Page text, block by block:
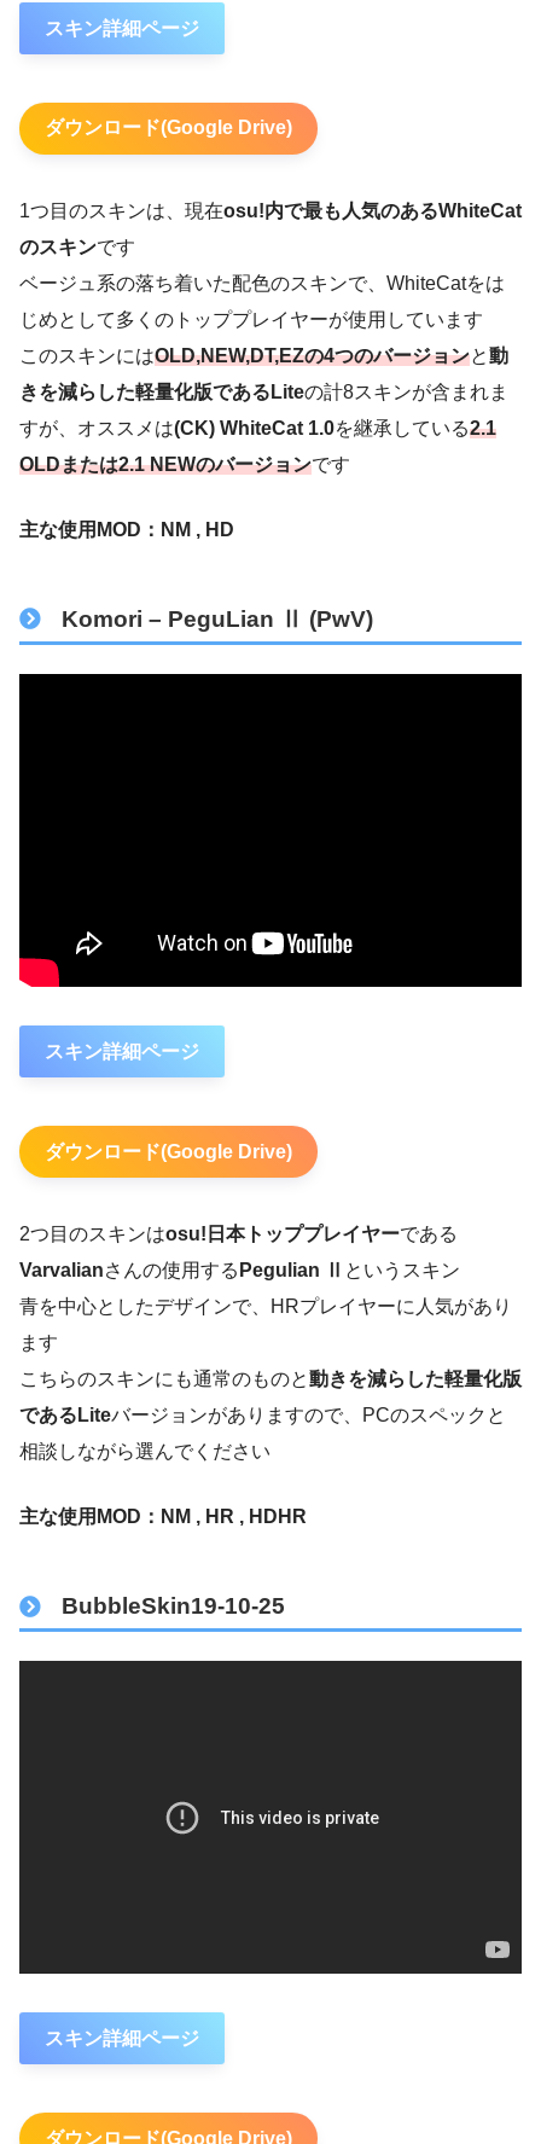
スキン詳細ページ
ダウンロード(Google Drive)
1つ目のスキンは、現在osu!内で最も人気のあるWhiteCat
のスキンです
ベージュ系の落ち着いた配色のスキンで、WhiteCatをは
じめとして多くのトッププレイヤーが使用しています
このスキンにはOLD,NEW,DT,EZの4つのバージョンと動
きを減らした軽量化版であるLiteの計8スキンが含まれま
すが、オススメは(CK) WhiteCat 1.0を継承している2.1
OLDまたは2.1 NEWのバージョンです
主な使用MOD：NM , HD
Komori – PeguLian Ⅱ (PwV)
スキン詳細ページ
ダウンロード(Google Drive)
2つ目のスキンはosu!日本トッププレイヤーである
Varvalianさんの使用する Pegulian Ⅱ
というスキン
青を中心としたデザインで、HRプレイヤーに人気があり
ます
こちらのスキンにも通常のものと動きを減らした軽量化版
であるLiteバージョンがありますので、PCのスペックと
相談しながら選んでください
主な使用MOD：NM , HR , HDHR
BubbleSkin19-10-25
スキン詳細ページ
ダウンロード(Google Drive)